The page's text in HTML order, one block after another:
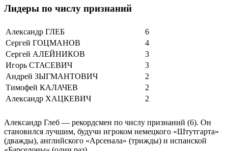
Лидеры по числу признаний
Александр ГЛЕБ
6
Сергей ГОЦМАНОВ
4
Сергей АЛЕЙНИКОВ
3
Игорь СТАСЕВИЧ
3
Андрей ЗЫГМАНТОВИЧ
2
Тимофей КАЛАЧЕВ
2
Александр ХАЦКЕВИЧ
2
Александр Глеб — рекордсмен по числу признаний (6). Он
становился лучшим, будучи игроком немецкого «Штутгарта»
(дважды), английского «Арсенала» (трижды) и испанской